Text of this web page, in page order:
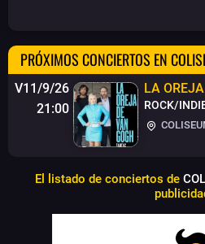
PRÓXIMOS CONCIERTOS EN
V11/9/26
21:00
LA
ROCK/
El listado de conciertos de